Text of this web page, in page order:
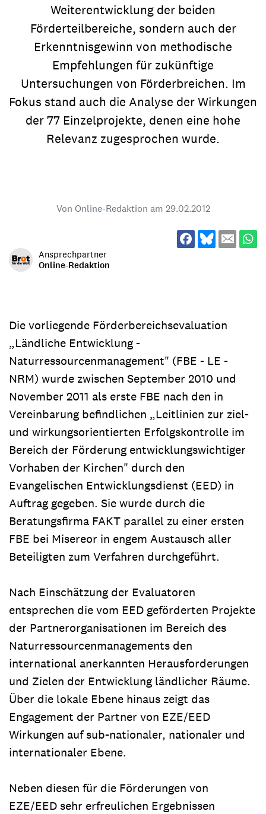
Weiterentwicklung der beiden
Förderteilbereiche, sondern auch der
Erkenntnisgewinn von methodische
Empfehlungen für zukünftige
Untersuchungen von Förderbreichen. Im
Fokus stand auch die Analyse der Wirkungen
der 77 Einzelprojekte, denen eine hohe
Relevanz zugesprochen wurde.
Von Online-Redaktion am 29.02.2012
Ansprechpartner
Online-Redaktion
Die vorliegende Förderbereichsevaluation
„Ländliche Entwicklung -
Naturressourcenmanagement" (FBE - LE -
NRM) wurde zwischen September 2010 und
November 2011 als erste FBE nach den in
Vereinbarung befindlichen „Leitlinien zur ziel-
und wirkungsorientierten Erfolgskontrolle im
Bereich der Förderung entwicklungswichtiger
Vorhaben der Kirchen" durch den
Evangelischen Entwicklungsdienst (EED) in
Auftrag gegeben. Sie wurde durch die
Beratungsfirma FAKT parallel zu einer ersten
FBE bei Misereor in engem Austausch aller
Beteiligten zum Verfahren durchgeführt.
Nach Einschätzung der Evaluatoren
entsprechen die vom EED geförderten Projekte
der Partnerorganisationen im Bereich des
Naturressourcenmanagements den
international anerkannten Herausforderungen
und Zielen der Entwicklung ländlicher Räume.
Über die lokale Ebene hinaus zeigt das
Engagement der Partner von EZE/EED
Wirkungen auf sub-nationaler, nationaler und
internationaler Ebene.
Neben diesen für die Förderungen von
EZE/EED sehr erfreulichen Ergebnissen